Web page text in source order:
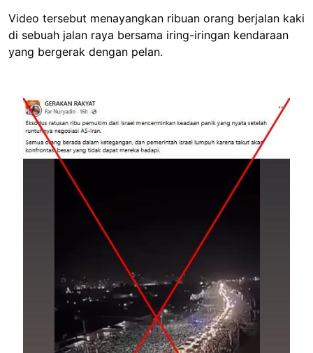
Video tersebut menayangkan ribuan orang berjalan kaki
di sebuah jalan raya bersama iring-iringan kendaraan
yang bergerak dengan pelan.
Image